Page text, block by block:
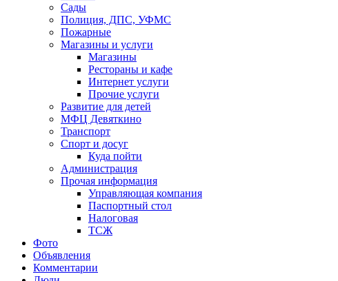
Сады
Полиция, ДПС, УФМС
Пожарные
Магазины и услуги
Магазины
Рестораны и кафе
Интернет услуги
Прочие услуги
Развитие для детей
МФЦ Девяткино
Транспорт
Спорт и досуг
Куда пойти
Администрация
Прочая информация
Управляющая компания
Паспортный стол
Налоговая
ТСЖ
Фото
Объявления
Комментарии